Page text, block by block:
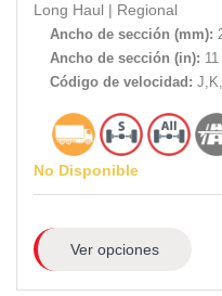
Long Haul
Regional
Ancho de sección (mm):
Ancho de sección (in): 11
Código de velocidad:
No Disponible
Ver opciones